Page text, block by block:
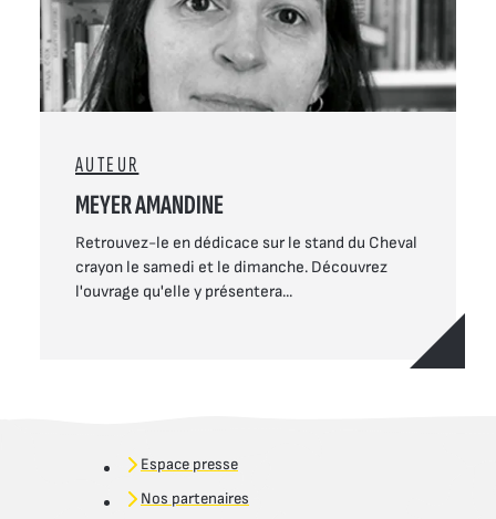
AUTEUR
MEYER AMANDINE
Retrouvez-le en dédicace sur le stand du Cheval
crayon le samedi et le dimanche. Découvrez
l'ouvrage qu'elle y présentera...
Espace presse
Nos partenaires